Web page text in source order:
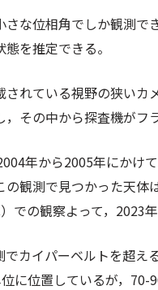
な位相角でしか観測
を推定できる。
れている視野の狭い
その中から探査機がフ
年から2005年にか
観測で見つかった天
の観察よって，2023
カイパーベルトを超
に位置しているが，